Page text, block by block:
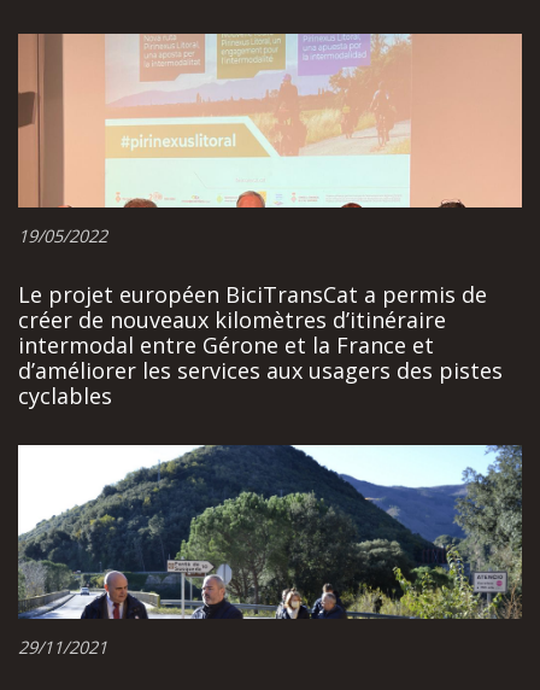
19/05/2022
Le projet européen BiciTransCat a permis de
créer de nouveaux kilomètres d’itinéraire
intermodal entre Gérone et la France et
d’améliorer les services aux usagers des pistes
cyclables
29/11/2021